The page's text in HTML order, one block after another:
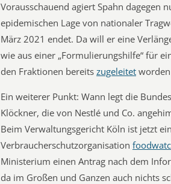
Vorausschauend agiert Spahn dagegen
epidemischen Lage von nationaler
März 2021 endet. Da will er eine
wie aus einer „Formulierungshilfe“ für
den Fraktionen bereits zugeleitet
Ein weiterer Punkt: Wann legt die
Klöckner, die von Nestlé und Co.
Beim Verwaltungsgericht Köln ist jetzt
Verbraucherschutzorganisation
Ministerium einen Antrag nach dem
da im Großen und Ganzen auch nichts